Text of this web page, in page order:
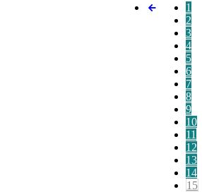
1
2
3
4
5
6
7
8
9
10
11
12
13
14
15